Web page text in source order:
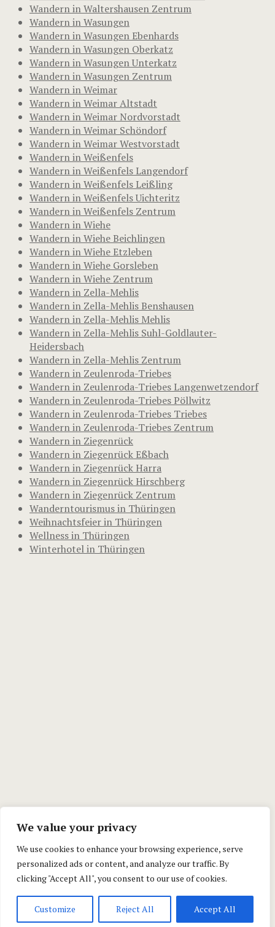
We value your privacy
We use cookies to enhance your browsing experience, serve
personalized ads or content, and analyze our traffic. By
clicking "Accept All", you consent to our use of cookies.
Customize Reject All Accept All
Wandern in Waltershausen Zentrum
Wandern in Wasungen
Wandern in Wasungen Ebenhards
Wandern in Wasungen Oberkatz
Wandern in Wasungen Unterkatz
Wandern in Wasungen Zentrum
Wandern in Weimar
Wandern in Weimar Altstadt
Wandern in Weimar Nordvorstadt
Wandern in Weimar Schöndorf
Wandern in Weimar Westvorstadt
Wandern in Weißenfels
Wandern in Weißenfels Langendorf
Wandern in Weißenfels Leißling
Wandern in Weißenfels Uichteritz
Wandern in Weißenfels Zentrum
Wandern in Wiehe
Wandern in Wiehe Beichlingen
Wandern in Wiehe Etzleben
Wandern in Wiehe Gorsleben
Wandern in Wiehe Zentrum
Wandern in Zella-Mehlis
Wandern in Zella-Mehlis Benshausen
Wandern in Zella-Mehlis Mehlis
Wandern in Zella-Mehlis Suhl-Goldlauter-
Heidersbach
Wandern in Zella-Mehlis Zentrum
Wandern in Zeulenroda-Triebes
Wandern in Zeulenroda-Triebes Langenwetzendorf
Wandern in Zeulenroda-Triebes Pöllwitz
Wandern in Zeulenroda-Triebes Triebes
Wandern in Zeulenroda-Triebes Zentrum
Wandern in Ziegenrück
Wandern in Ziegenrück Eßbach
Wandern in Ziegenrück Harra
Wandern in Ziegenrück Hirschberg
Wandern in Ziegenrück Zentrum
Wanderntourismus in Thüringen
Weihnachtsfeier in Thüringen
Wellness in Thüringen
Winterhotel in Thüringen